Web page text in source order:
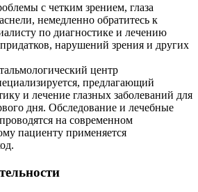
с четким зрением, глаза
немедленно обратитесь к
по диагностике и лечению
нарушений зрения и других
центр
предлагающий
и лечение глазных заболеваний для
дня. Обследование и лечебные
на современном
пациенту применяется